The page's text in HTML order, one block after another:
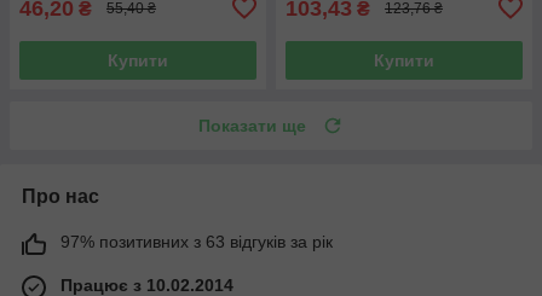
46,20 ₴ 55,40 ₴
Купити
103,43 ₴ 123,76 ₴
Купити
Показати ще
Про нас
97% позитивних з 63 відгуків за рік
Працює з 10.02.2014